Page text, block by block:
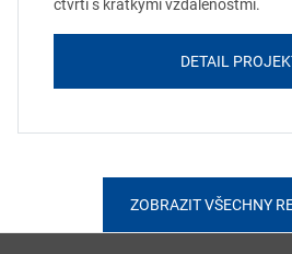
čtvrti s krátkými vzdálenostmi.
DETAIL
ZOBRAZIT VŠECHNY